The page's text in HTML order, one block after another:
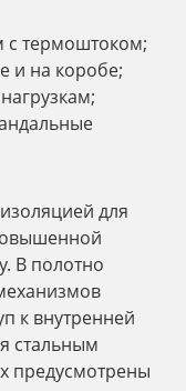
с термоштоком;
и на коробе;
для
В полотно
к внутренней
стальным
предусмотрены